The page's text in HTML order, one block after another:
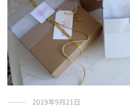
2019年9月21日